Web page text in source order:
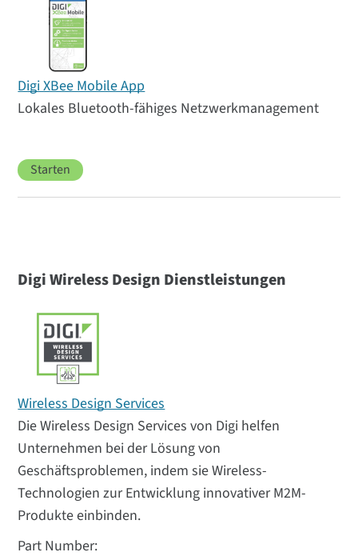
Digi XBee Mobile App
Lokales Bluetooth-fähiges Netzwerkmanagement
Starten
Digi Wireless Design Dienstleistungen
Wireless Design Services
Die Wireless Design Services von Digi helfen
Unternehmen bei der Lösung von
Geschäftsproblemen, indem sie Wireless-
Technologien zur Entwicklung innovativer M2M-
Produkte einbinden.